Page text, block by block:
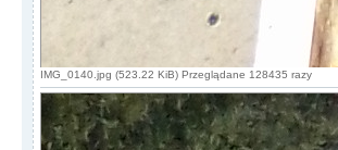
IMG_0140.jpg (523.22 KiB) Przeglądane 128435 razy